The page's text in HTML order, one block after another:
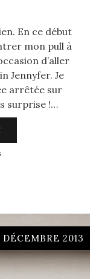
En ce début
mon pull à
d’aller
Jennyfer. Je
arrêtée sur
surprise !…
DÉCEMBRE 2013